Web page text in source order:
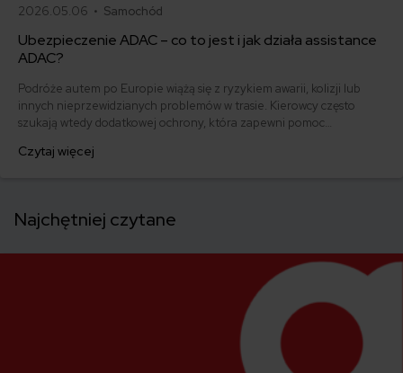
2026.05.06 • Samochód
Ubezpieczenie ADAC – co to jest i jak działa assistance
ADAC?
Podróże autem po Europie wiążą się z ryzykiem awarii, kolizji lub
innych nieprzewidzianych problemów w trasie. Kierowcy często
szukają wtedy dodatkowej ochrony, która zapewni pomoc
kraju. Jednym z rozwiązań, które pojawia się w tym kontekście, jest
Czytaj więcej
Najchętniej czytane